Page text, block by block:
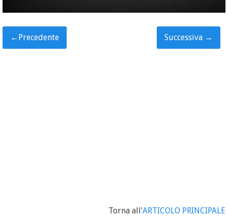
← Precedente Successiva →
Torna all'ARTICOLO PRINCIPALE